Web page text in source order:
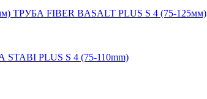
ТРУБА FIBER BASALT PLUS S 4 (75-125мм)
PLUS S 4 (75-110mm)